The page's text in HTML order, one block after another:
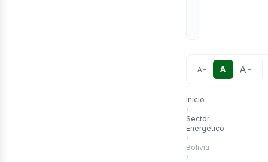
A − A A +
Inicio
›
Sector
Energético
›
Bolivia
›